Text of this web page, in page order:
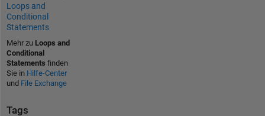
Loops and
Conditional
Statements
Mehr zu Loops and
Conditional
Statements finden
Sie in Hilfe-Center
und File Exchange
Tags